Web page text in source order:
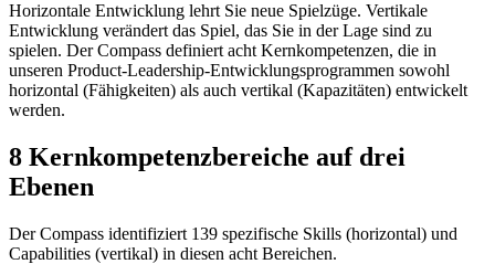
Horizontale Entwicklung lehrt Sie neue Spielzüge. Vertikale
Entwicklung verändert das Spiel, das Sie in der Lage sind zu
spielen. Der Compass definiert acht Kernkompetenzen, die in
unseren Product-Leadership-Entwicklungsprogrammen sowohl
horizontal (Fähigkeiten) als auch vertikal (Kapazitäten) entwickelt
werden.
8 Kernkompetenzbereiche auf drei
Ebenen
Der Compass identifiziert 139 spezifische Skills (horizontal) und
Capabilities (vertikal) in diesen acht Bereichen.